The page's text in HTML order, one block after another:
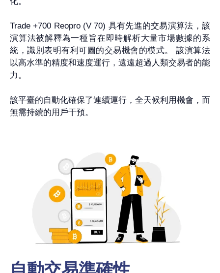
Trade +700 Reopro (V 70) 具有先進的交易演算法，該
演算法被解釋為一種旨在即時解析大量市場數據的系
統，識別表明有利可圖的交易機會的模式。 該演算法
以高水準的精度和速度運行，遠遠超過人類交易者的能
力。
該平臺的自動化確保了連續運行，全天候利用機會，而
無需持續的用戶干預。
自動交易準確性